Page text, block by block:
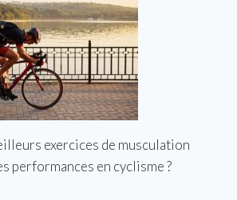
exercices de musculation
performances en cyclisme ?